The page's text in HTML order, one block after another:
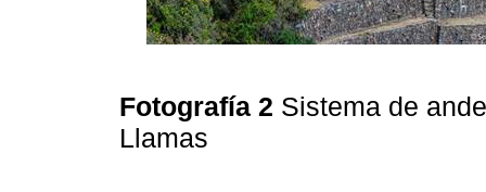
Fotografía 2 Sistema de
Llamas